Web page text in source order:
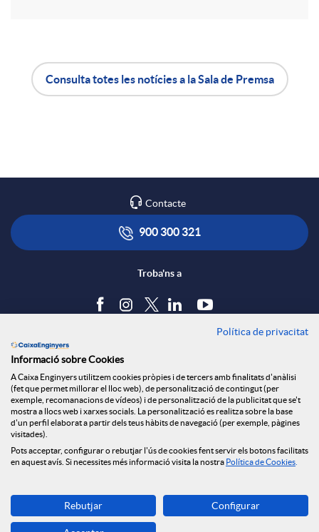
x
S
o
c
i
i
c
i
o
n
ó
a
l
a
d
Consulta totes les notícies a la Sala de Premsa
Contacte
900 300 321
Troba'ns a
Política de cookies
Avís legal
Seguretat Online
Canal denúncies
Descarrega-la ara
Banca MOBILE
Política de privacitat
Informació sobre Cookies
A Caixa Enginyers utilitzem cookies pròpies i de tercers amb finalitats d'anàlisi
(fet que permet millorar el lloc web), de personalització de contingut (per
exemple, recomanacions de vídeos) i de personalització de la publicitat que se't
mostra a llocs web i xarxes socials. La personalització es realitza sobre la base
d'un perfil elaborat a partir dels teus hàbits de navegació (per exemple, pàgines
visitades).
Pots acceptar, configurar o rebutjar l'ús de cookies fent servir els botons facilitats
en aquest avís. Si necessites més informació visita la nostra Política de Cookies
Rebutjar Configurar